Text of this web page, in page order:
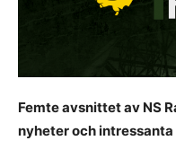
Femte avsnittet av NS
nyheter och